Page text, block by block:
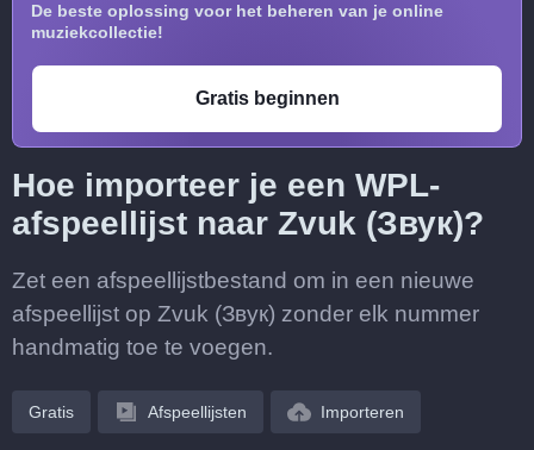
De beste oplossing voor het beheren van je online
muziekcollectie!
Gratis beginnen
Hoe importeer je een WPL-
afspeellijst naar Zvuk (Звук)?
Zet een afspeellijstbestand om in een nieuwe
afspeellijst op Zvuk (Звук) zonder elk nummer
handmatig toe te voegen.
Gratis Afspeellijsten Importeren